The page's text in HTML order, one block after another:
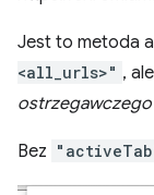
Jest to metoda
<all_urls>" , ale
ostrzegawczego
Bez